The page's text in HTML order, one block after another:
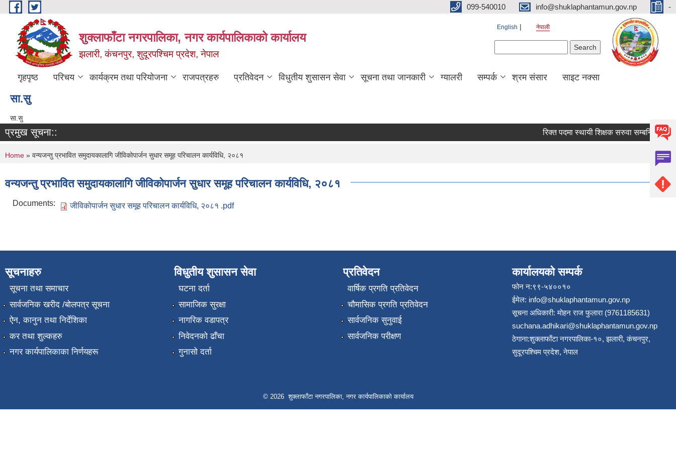
Skip to main content 099-540010 info@shuklaphantamun.gov.np -
शुक्लाफाँटा नगरपालिका, नगर कार्यपालिकाको कार्यालय
झलारी, कंचनपुर, शुदूरपश्चिम प्रदेश, नेपाल
English नेपाली
गृहपृष्ठ परिचय कार्यक्रम तथा परियोजना राजपत्रहरु प्रतिवेदन विधुतीय शुसासन सेवा सूचना तथा जानकारी ग्यालरी सम्पर्क श्रम संसार साइट नक्सा
सा‍.सु
सा‍.सु
प्रमुख सूचना:: रिक्त पदमा स्थायी शिक्षक सरुवा सम्बन्धि सूचना
You are here
Home » वन्यजन्तु प्रभावित समुदायकालागि जीविकोपार्जन सुधार समूह परिचालन कार्यविधि, २०८१
वन्यजन्तु प्रभावित समुदायकालागि जीविकोपार्जन सुधार समूह परिचालन कार्यविधि, २०८१
Documents: जीविकोपार्जन सुधार समूह परिचालन कार्यविधि, २०८१ .pdf
सूचनाहरु
सूचना तथा समाचार
सार्वजनिक खरीद /बोलपत्र सूचना
ऐन, कानुन तथा निर्देशिका
कर तथा शुल्कहरु
नगर कार्यपालिकाका निर्णयहरू
विधुतीय शुसासन सेवा
घटना दर्ता
सामाजिक सुरक्षा
नागरिक वडापत्र
निवेदनको ढाँचा
गुनासो दर्ता
प्रतिवेदन
वार्षिक प्रगति प्रतिवेदन
चौमासिक प्रगति प्रतिवेदन
सार्वजनिक सुनुवाई
सार्वजनिक परीक्षण
कार्यालयको सम्पर्क
फोन न:९९-५४००१०
ईमेल: info@shuklaphantamun.gov.np
सूचना अधिकारी: मोहन राज फुलारा (9761185631)
suchana.adhikari@shuklaphantamun.gov.np
ठेगाना:शुक्लाफाँटा नगरपालिका-१०, झलारी, कंचनपुर,
सुदूरपश्चिम प्रदेश, नेपाल
© 2026 शुक्लाफाँटा नगरपालिका, नगर कार्यपालिकाको कार्यालय